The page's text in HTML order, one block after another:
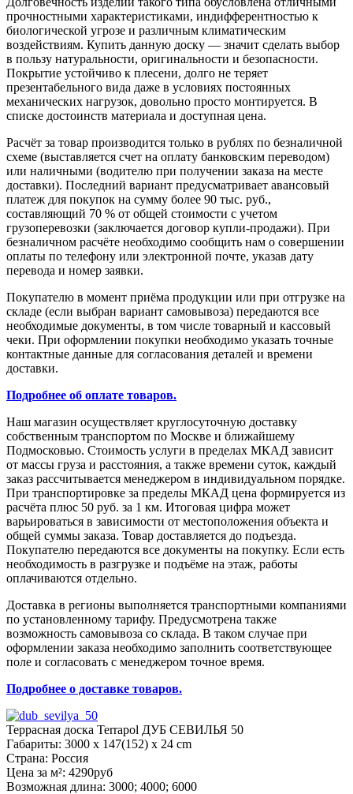
прочностными характеристиками, индифферентностью к
биологической угрозе и различным климатическим
воздействиям. Купить данную доску — значит сделать выбор
в пользу натуральности, оригинальности и безопасности.
Покрытие устойчиво к плесени, долго не теряет
презентабельного вида даже в условиях постоянных
механических нагрузок, довольно просто монтируется. В
списке достоинств материала и доступная цена.
Расчёт за товар производится только в рублях по безналичной
схеме (выставляется счет на оплату банковским переводом)
или наличными (водителю при получении заказа на месте
доставки). Последний вариант предусматривает авансовый
платеж для покупок на сумму более 90 тыс. руб.,
составляющий 70 % от общей стоимости с учетом
грузоперевозки (заключается договор купли-продажи). При
безналичном расчёте необходимо сообщить нам о совершении
оплаты по телефону или электронной почте, указав дату
перевода и номер заявки.
Покупателю в момент приёма продукции или при отгрузке на
складе (если выбран вариант самовывоза) передаются все
необходимые документы, в том числе товарный и кассовый
чеки. При оформлении покупки необходимо указать точные
контактные данные для согласования деталей и времени
доставки.
Подробнее об оплате товаров.
Наш магазин осуществляет круглосуточную доставку
собственным транспортом по Москве и ближайшему
Подмосковью. Стоимость услуги в пределах МКАД зависит
от массы груза и расстояния, а также времени суток, каждый
заказ рассчитывается менеджером в индивидуальном порядке.
При транспортировке за пределы МКАД цена формируется из
расчёта плюс 50 руб. за 1 км. Итоговая цифра может
варьироваться в зависимости от местоположения объекта и
общей суммы заказа. Товар доставляется до подъезда.
Покупателю передаются все документы на покупку. Если есть
необходимость в разгрузке и подъёме на этаж, работы
оплачиваются отдельно.
Доставка в регионы выполняется транспортными компаниями
по установленному тарифу. Предусмотрена также
возможность самовывоза со склада. В таком случае при
оформлении заказа необходимо заполнить соответствующее
поле и согласовать с менеджером точное время.
Подробнее о доставке товаров.
Террасная доска Terrapol ДУБ СЕВИЛЬЯ 50
Габариты: 3000 x 147(152) x 24 cm
Страна: Россия
Цена за м²: 4290руб
Возможная длина: 3000; 4000; 6000